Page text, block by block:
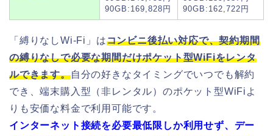
90GB:169,828円
90GB:162,722円
「縛りなしWi-Fi」はコンビニ後払い対応で、契約期間
の縛りなしで必要な期間だけポケット型WiFiをレンタ
ルできます。自分の好きなタイミングでいつでも解約
でき、端末購入型（非レンタル）のポケット型WiFiよ
りも安価な料金で利用可能です。
インターネット接続を必要最低限しか利用せず、デー